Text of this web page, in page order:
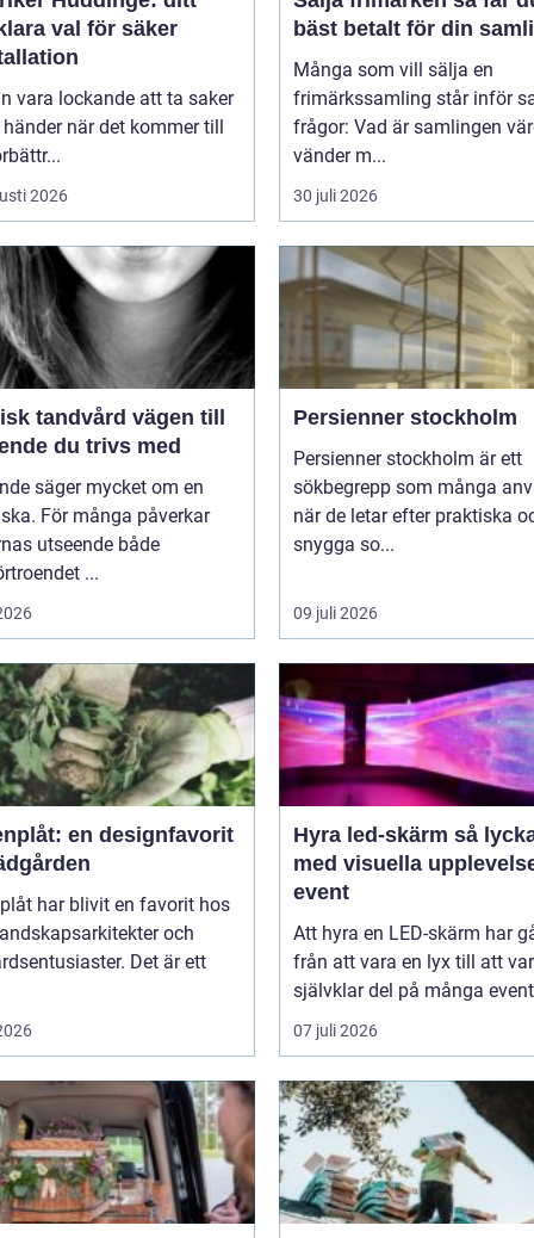
val för säker
vara lockande att ta saker
när det kommer till
2026
bäst betalt för din
Många som vill sälja en
frimärkssamling står inför
frågor: Vad är samlingen
vänder m...
30 juli 2026
vägen till
du trivs med
säger mycket om en
För många påverkar
utseende både
...
Persienner stockholm
Persienner stockholm är ett
sökbegrepp som många
när de letar efter praktiska
snygga so...
09 juli 2026
en designfavorit
har blivit en favorit hos
och
Det är ett
Hyra led-skärm så lyckas du
med visuella
event
Att hyra en LED-skärm har
från att vara en lyx till att
självklar del på många
07 juli 2026